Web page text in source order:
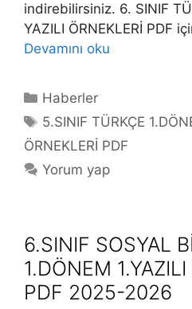
indirebilirsiniz. 6. SINIF
YAZILI ÖRNEKLERİ PDF
Devamını oku
Kategoriler
Haberler
Etiketler
5.SINIF TÜRKÇE
ÖRNEKLERİ PDF
Yorum yap
6.SINIF SOSYAL
1.DÖNEM
PDF 2025-2026